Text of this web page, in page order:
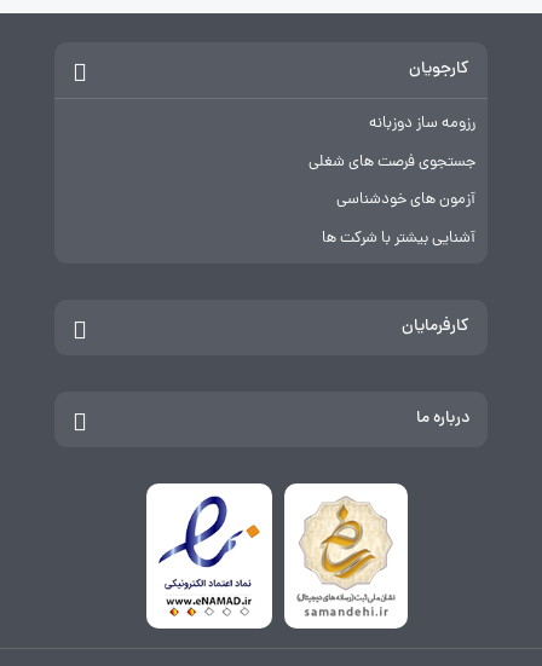
کارجویان
رزومه ساز دوزبانه
جستجوی فرصت های شغلی
آزمون های خودشناسی
آشنایی بیشتر با شرکت ها
کارفرمایان
درباره ما